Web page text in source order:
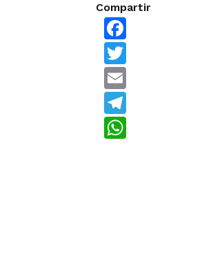
Compartir